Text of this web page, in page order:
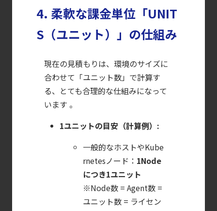
Managementの全体像
【ブログ】
CWPP（Cloud
Protection
Platform）とは？
クラウドワークロードを守る最新セキュリテ
AIワークロードのコンテナセキュリティ
GPU環境を守る新しい視点
セキュリティブリーフィング：
2026年6月
4. 柔軟な課金単位「UNIT
S（ユニット）」の仕組み
現在の見積もりは、環境のサイズに
合わせて「ユニット数」で計算す
る、とても合理的な仕組みになって
います 。
1ユニットの目安（計算例）:
一般的なホストやKube
rnetesノード： 1Node
につき1ユニット
※Node数 = Agent数 =
ユニット数 = ライセン